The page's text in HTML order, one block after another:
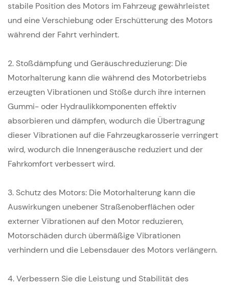
stabile Position des Motors im Fahrzeug gewährleistet
und eine Verschiebung oder Erschütterung des Motors
während der Fahrt verhindert.
2. Stoßdämpfung und Geräuschreduzierung: Die
Motorhalterung kann die während des Motorbetriebs
erzeugten Vibrationen und Stöße durch ihre internen
Gummi- oder Hydraulikkomponenten effektiv
absorbieren und dämpfen, wodurch die Übertragung
dieser Vibrationen auf die Fahrzeugkarosserie verringert
wird, wodurch die Innengeräusche reduziert und der
Fahrkomfort verbessert wird.
3. Schutz des Motors: Die Motorhalterung kann die
Auswirkungen unebener Straßenoberflächen oder
externer Vibrationen auf den Motor reduzieren,
Motorschäden durch übermäßige Vibrationen
verhindern und die Lebensdauer des Motors verlängern.
4. Verbessern Sie die Leistung und Stabilität des